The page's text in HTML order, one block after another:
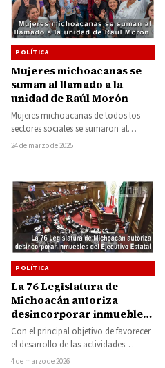
POLÍTICA
Mujeres michoacanas se
suman al llamado a la
unidad de Raúl Morón
Mujeres michoacanas de todos los
sectores sociales se sumaron al
llamado a la unidad y la organización
24 de marzo de 2025
POLÍTICA
La 76 Legislatura de
Michoacán autoriza
desincorporar inmuebles
del Ejecutivo Estatal
Con el principal objetivo de favorecer
el desarrollo de las actividades
económicas en el estado, las y los…
4 de marzo de 2026